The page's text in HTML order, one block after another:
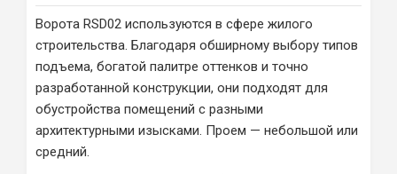
Ворота RSD02 используются в сфере жилого
строительства. Благодаря обширному выбору типов
подъема, богатой палитре оттенков и точно
разработанной конструкции, они подходят для
обустройства помещений с разными
архитектурными изысками. Проем — небольшой или
средний.